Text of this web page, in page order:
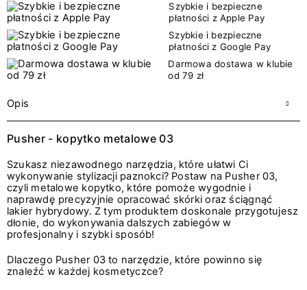
Szybkie i bezpieczne
płatności z Apple Pay
Szybkie i bezpieczne
płatności z Google Pay
Darmowa dostawa w klubie
od 79 zł
Opis
Pusher - kopytko metalowe 03
Szukasz niezawodnego narzędzia, które ułatwi Ci
wykonywanie stylizacji paznokci? Postaw na Pusher 03,
czyli metalowe kopytko, które pomoże wygodnie i
naprawdę precyzyjnie opracować skórki oraz ściągnąć
lakier hybrydowy. Z tym produktem doskonale przygotujesz
dłonie, do wykonywania dalszych zabiegów w
profesjonalny i szybki sposób!
Dlaczego Pusher 03 to narzędzie, które powinno się
znaleźć w każdej kosmetyczce?